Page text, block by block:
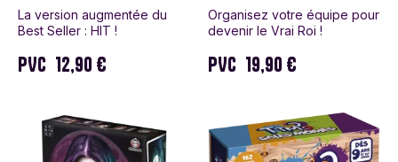
La version augmentée du
Best Seller : HIT !
PVC 12,90 €
Organisez votre équipe pour
devenir le Vrai Roi !
PVC 19,90 €